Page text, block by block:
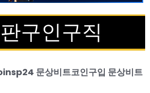
구인구직
문상비트코인구입 문상비트